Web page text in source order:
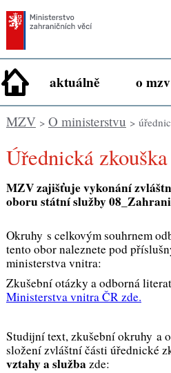
aktuálně o mzv
MZV> O ministerstvu >
Úřednická zkouška
MZV zajišťuje vykonání
oboru státní služby
Okruhy s celkovým souhrnem
tento obor naleznete pod
ministerstva vnitra:
Zkušební otázky a odborná
Ministerstva vnitra ČR zde.
Studijní text, zkušební okruhy a
složení zvláštní části úřednické
vztahy a služba zde: